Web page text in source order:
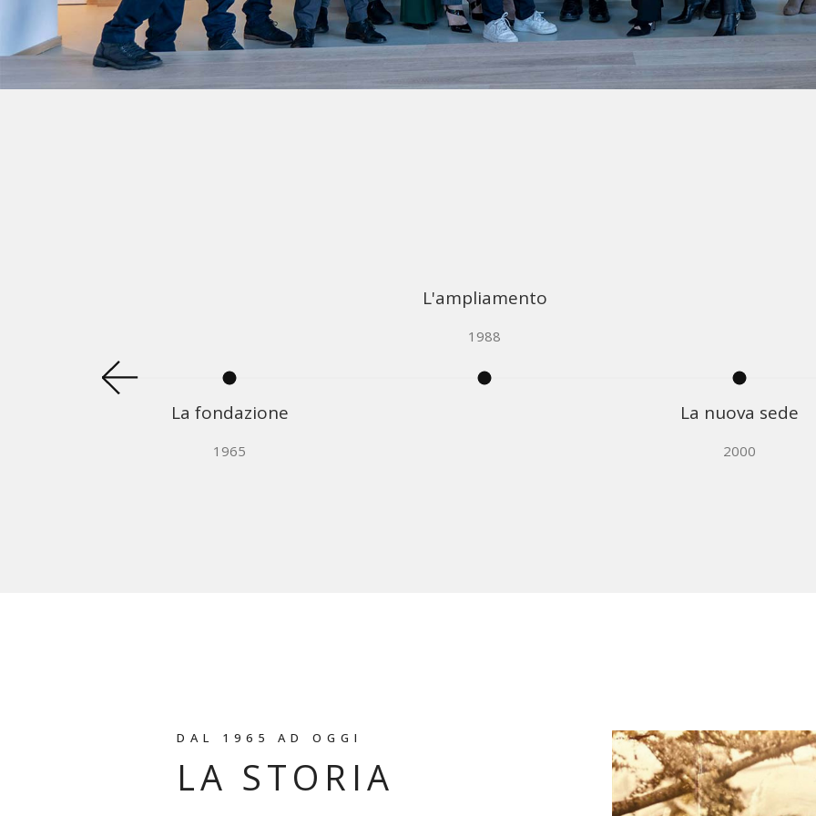
La fondazione
1965
L'ampliamento
1988
La nuova sede
2000
DAL 1965 AD OGGI
LA STORIA